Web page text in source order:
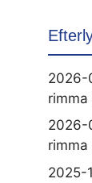
2026-
rimma
2026-
rimma
2025-